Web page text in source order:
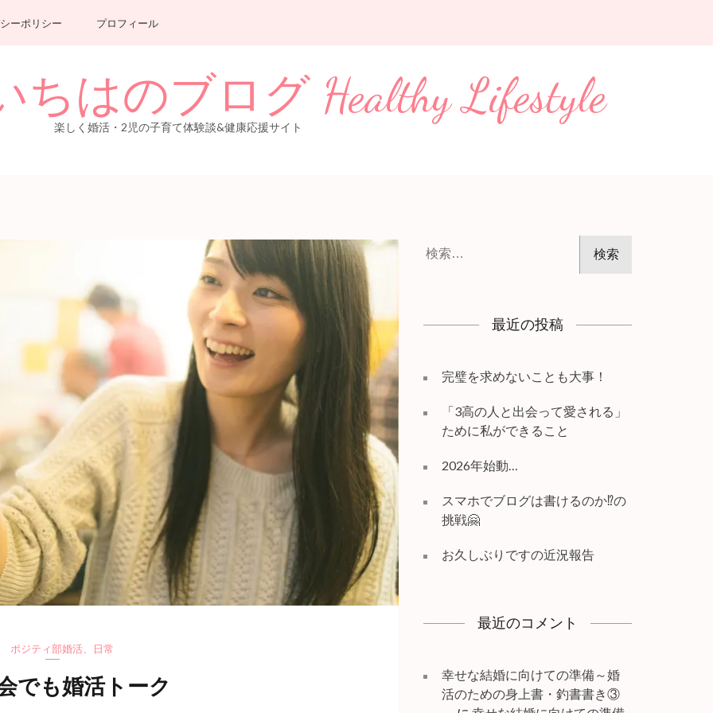
ーポリシー プロフィール
はのブログ Healthy Lifestyle
楽しく婚活・2児の子育て体験談&健康応援サイト
ポジティ部婚活、 日常
でも婚活トーク
最近の投稿
完璧を求めないことも大事！
「3高の人と出会って愛される」
ために私ができること
2026年始動…
スマホでブログは書けるのか⁉️の
挑戦🤗
お久しぶりですの近況報告
最近のコメント
幸せな結婚に向けての準備～婚
活のための身上書・釣書書き③